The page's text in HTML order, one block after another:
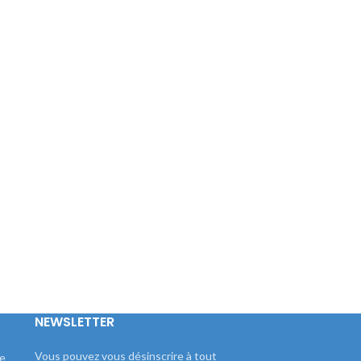
NEWSLETTER
Vous pouvez vous désinscrire à tout